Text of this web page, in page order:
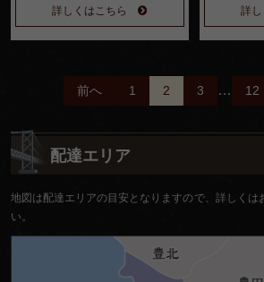
詳しくはこちら 詳し
稿
ナ
ビ
ゲ
前へ 1 2 3 … 12
配達エリア
地図は配達エリアの目安となりますので、詳しくは
い。